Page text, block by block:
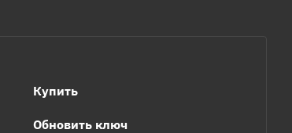
Купить
Обновить ключ